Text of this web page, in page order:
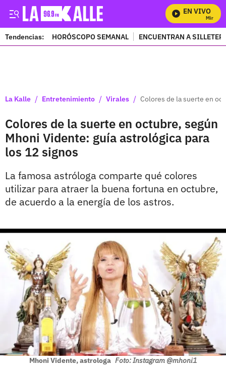
EN VIVO
Mira
Tendencias: HORÓSCOPO SEMANAL ENCUENTRAN A
La Kalle / Entretenimiento / Virales / Colores de la suerte en
Colores de la suerte en octubre, según
Mhoni Vidente: guía astrológica para
los 12 signos
La famosa astróloga comparte qué colores
utilizar para atraer la buena fortuna en octubre,
de acuerdo a la energía de los astros.
Mhoni Vidente, astrologa Foto: Instagram @mhoni1